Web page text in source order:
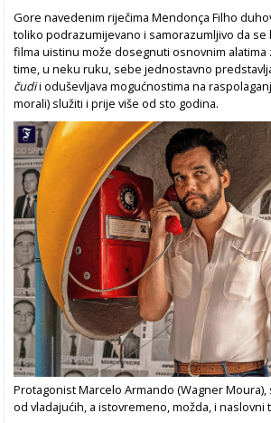
Gore navedenim riječima Mendonça Filho
toliko podrazumijevano i samorazumljivo da
filma uistinu može dosegnuti osnovnim alatima
time, u neku ruku, sebe jednostavno
čudii oduševljava mogućnostima na
morali) služiti i prije više od sto godina.
Protagonist Marcelo Armando (Wagner
od vladajućih, a istovremeno, možda, i naslovni